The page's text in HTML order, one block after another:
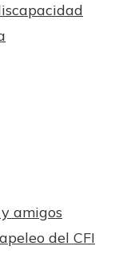
amigos
del CFI